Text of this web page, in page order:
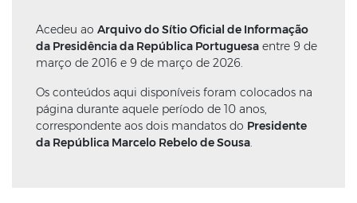
Acedeu ao Arquivo do Sítio Oficial de Informação
da Presidência da República Portuguesa entre 9 de
março de 2016 e 9 de março de 2026.
Os conteúdos aqui disponíveis foram colocados na
página durante aquele período de 10 anos,
correspondente aos dois mandatos do Presidente
da República Marcelo Rebelo de Sousa.